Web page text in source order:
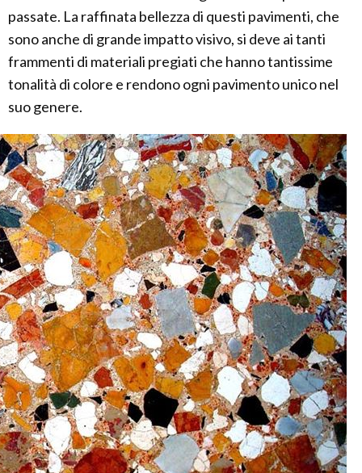
passate. La raffinata bellezza di questi pavimenti, che
sono anche di grande impatto visivo, si deve ai tanti
frammenti di materiali pregiati che hanno tantissime
tonalità di colore e rendono ogni pavimento unico nel
suo genere.